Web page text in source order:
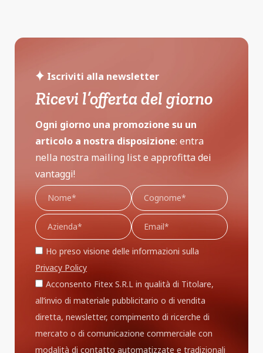
Iscriviti alla newsletter
Ricevi l’offerta del giorno
Ogni giorno una promozione su un
articolo a nostra disposizione: entra
nella nostra mailing list e approfitta dei
vantaggi!
Ho preso visione delle informazioni sulla
Privacy Policy
Acconsento Fitex S.R.L in qualità di Titolare,
all’invio di materiale pubblicitario o di vendita
diretta, newsletter, compimento di ricerche di
mercato o di comunicazione commerciale con
modalità di contatto automatizzate e tradizionali